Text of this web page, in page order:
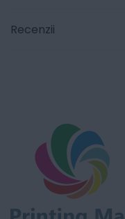
Recenzii